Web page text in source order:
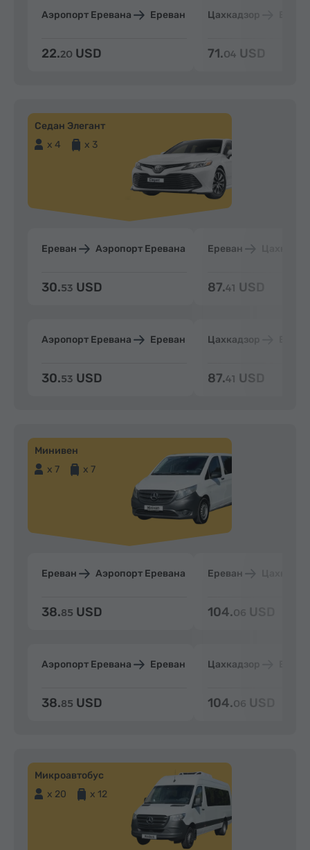
Аэропорт Еревана Ереван
22.20 USD
Цахкадзор
71.04 USD
Седан Элегант
x 4
x 3
Ереван Аэропорт Еревана
30.53 USD
Аэропорт Еревана Ереван
30.53 USD
Ереван
87.41 USD
Цахкадзор
87.41 USD
Минивен
x 7
x 7
Ереван Аэропорт Еревана
38.85 USD
Аэропорт Еревана Ереван
38.85 USD
Ереван
104.06 USD
Цахкадзор
104.06 USD
Микроавтобус
x 20
x 12